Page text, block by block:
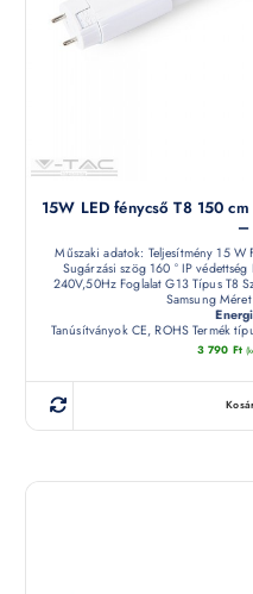
15W LED fénycső T8 150
–
Műszaki adatok: Teljesítmény 15
Sugárzási szög 160 ° IP
240V,50Hz Foglalat G13 Típus T8
Samsung
Tanúsítványok CE, ROHS Termék
3 790 Ft